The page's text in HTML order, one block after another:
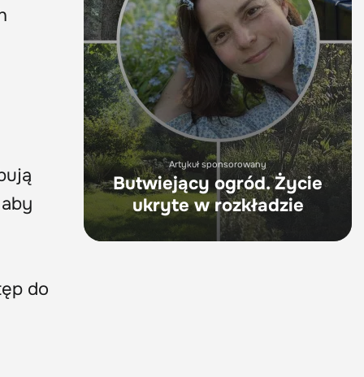
do
Artykuł sponsorowany
Butwiejący ogród. Życie
ukryte w rozkładzie